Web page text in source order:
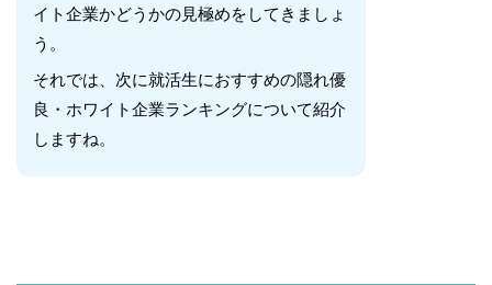
イト企業かどうかの見極めをしてきましょ
う。
それでは、次に就活生におすすめの隠れ優
良・ホワイト企業ランキングについて紹介
しますね。